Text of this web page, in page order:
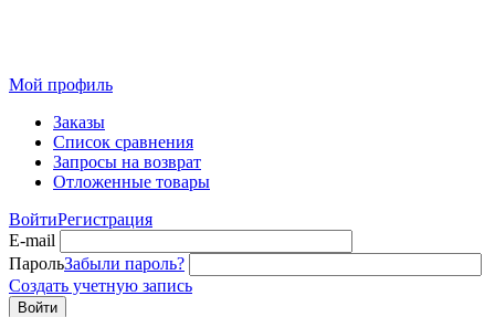
Мой профиль
Заказы
Список сравнения
Запросы на возврат
Отложенные товары
ВойтиРегистрация
E-mail
ПарольЗабыли пароль?
Создать учетную запись
Войти